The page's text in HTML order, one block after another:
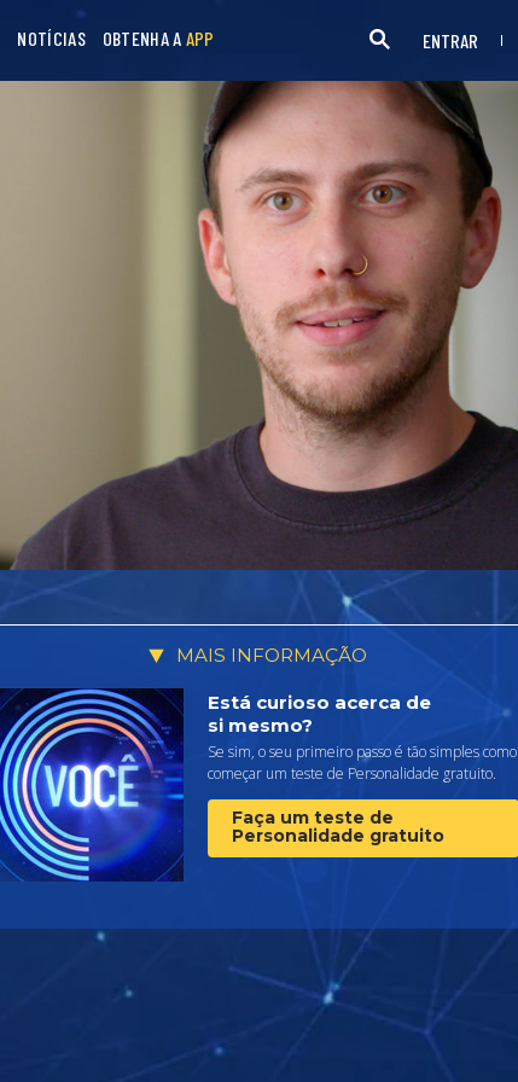
NOTÍCIAS OBTENHA A APP ENTRAR
MAIS INFORMAÇÃO
Está curioso acerca de
si mesmo?
Se sim, o seu primeiro passo é tão simples como
começar um teste de Personalidade gratuito.
Faça um teste de
Personalidade gratuito